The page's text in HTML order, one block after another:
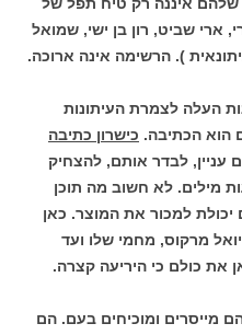
שלהם איננה רק טיח תפל של
ארי שביט, רון בן ישי, שמואל
). הרשימה אינה ארוכה.
העלה לצמרת העיתונות
הוא הכתיבה. כישרון כתיבה
עניין, לבדר אותם, להצחיק
מילים. לא חשוב מה תוכן
למכור את המוצר. כאן
מרקוס, מחמי שלו ועד
את כולם כי היריעה קצרה.
מייסרים ומוכיחים בעם. הם